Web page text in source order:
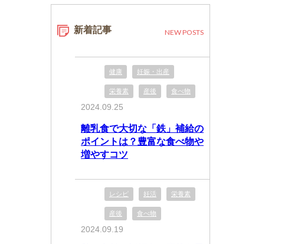
新着記事 NEW POSTS
健康 妊娠・出産
栄養素 産後 食べ物
2024.09.25
離乳食で大切な「鉄」補給の
ポイントは？豊富な食べ物や
増やすコツ
レシピ 妊活 栄養素
産後 食べ物
2024.09.19